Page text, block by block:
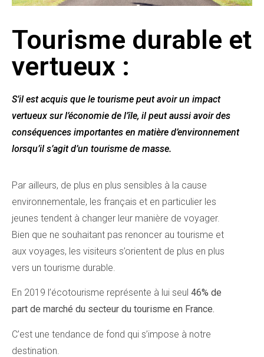
Tourisme durable et
vertueux :
S’il est acquis que le tourisme peut avoir un impact
vertueux sur l’économie de l’île, il peut aussi avoir des
conséquences importantes en matière d’environnement
lorsqu’il s’agit d’un tourisme de masse.
Par ailleurs, de plus en plus sensibles à la cause
environnementale, les français et en particulier les
jeunes tendent à changer leur manière de voyager.
Bien que ne souhaitant pas renoncer au tourisme et
aux voyages, les visiteurs s’orientent de plus en plus
vers un tourisme durable.
En 2019 l’écotourisme représente à lui seul 46% de
part de marché du secteur du tourisme en France.
C’est une tendance de fond qui s’impose à notre
destination.